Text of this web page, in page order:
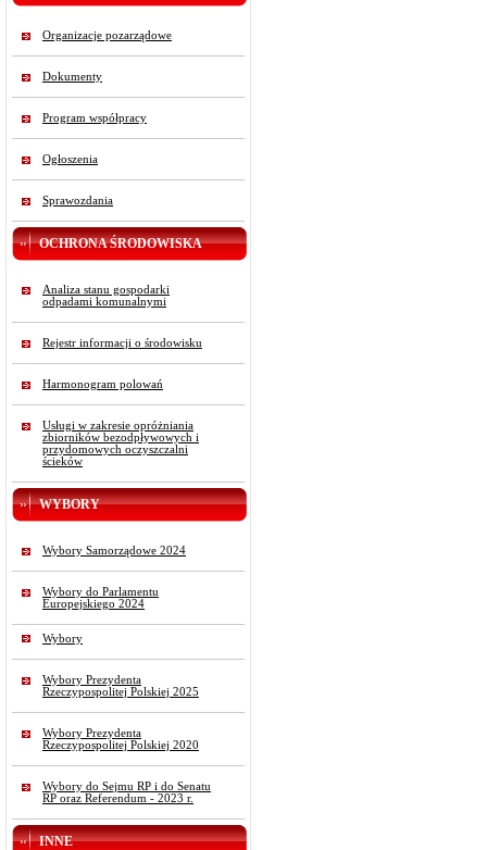
Organizacje pozarządowe
Dokumenty
Program współpracy
Ogłoszenia
Sprawozdania
OCHRONA ŚRODOWISKA
Analiza stanu gospodarki
odpadami komunalnymi
Rejestr informacji o środowisku
Harmonogram polowań
Usługi w zakresie opróżniania
zbiorników bezodpływowych i
przydomowych oczyszczalni
ścieków
WYBORY
Wybory Samorządowe 2024
Wybory do Parlamentu
Europejskiego 2024
Wybory
Wybory Prezydenta
Rzeczypospolitej Polskiej 2025
Wybory Prezydenta
Rzeczypospolitej Polskiej 2020
Wybory do Sejmu RP i do Senatu
RP oraz Referendum - 2023 r.
INNE